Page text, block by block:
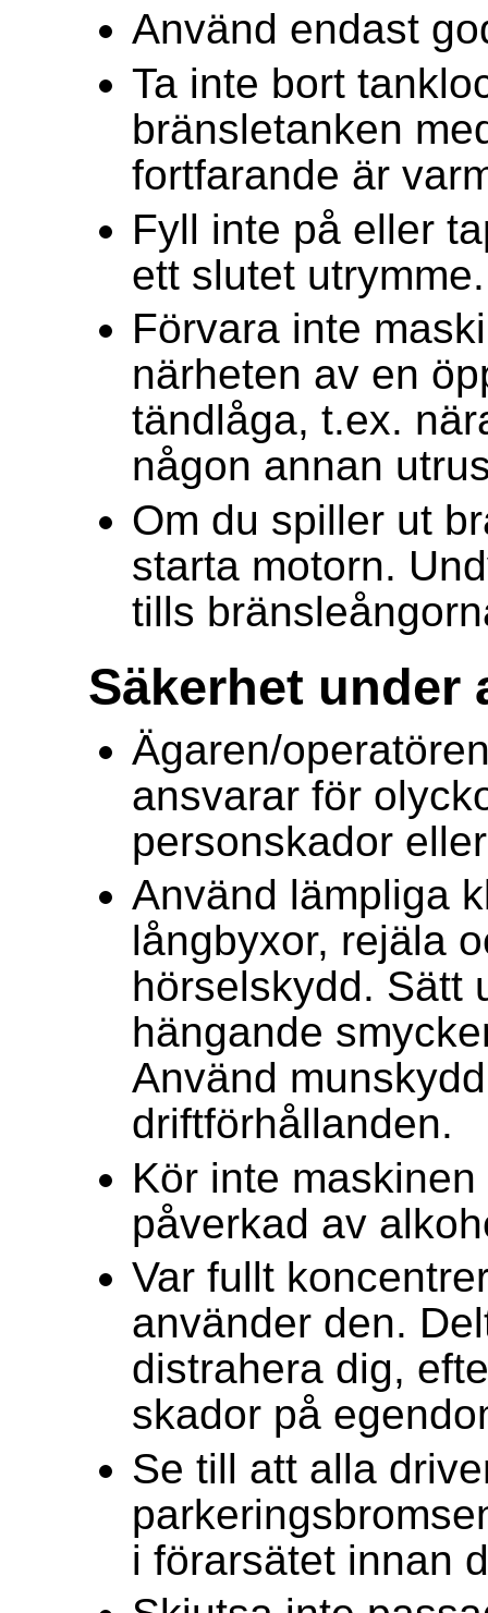
Använd endast
Ta inte bort
bränsletanken
fortfarande är
Fyll inte på eller
ett slutet utrymme.
Förvara inte
närheten av en
tändlåga, t.ex.
någon annan
Om du spiller ut
starta motorn.
tills
Säkerhet under
Ägaren/
ansvarar för
personskador
Använd lämpliga
långbyxor, rejäla
hörselskydd. Sätt
hängande
Använd
driftförhållanden.
Kör inte
påverkad av
Var fullt
använder den.
distrahera dig,
skador på
Se till att alla
i förarsätet innan